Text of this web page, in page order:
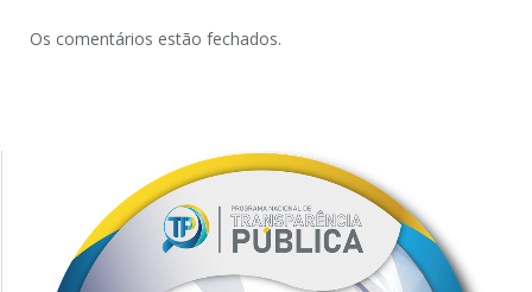
Os comentários estão fechados.